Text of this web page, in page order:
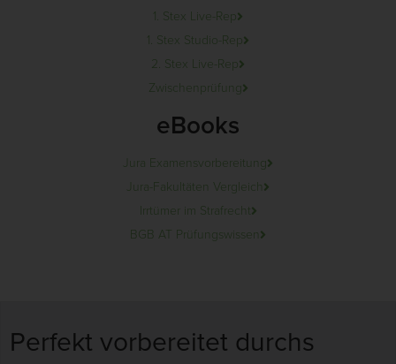
1. Stex Live-Rep
1. Stex Studio-Rep
2. Stex Live-Rep
Zwischenprüfung
eBooks
Jura Examensvorbereitung
Jura-Fakultäten Vergleich
Irrtümer im Strafrecht
BGB AT Prüfungswissen
Perfekt vorbereitet durchs